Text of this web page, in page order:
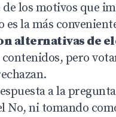
los motivos que
la más
alternativas de
pero
a la
No, ni tomando